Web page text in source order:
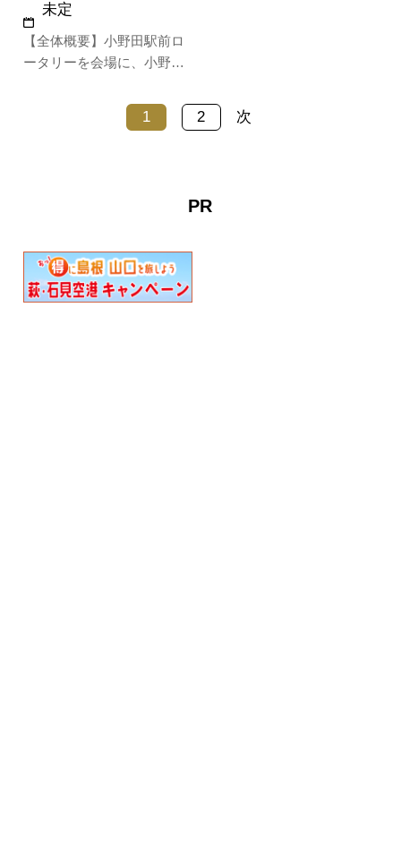
【全体概要】小野田駅前ロ
ータリーを会場に、小野田
ってくる餅まき、多彩なス
テージイベントが繰り広げ
未定
1 2 次
PR